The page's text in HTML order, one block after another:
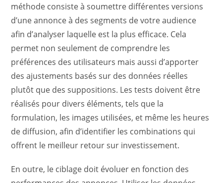
méthode consiste à soumettre différentes versions
d’une annonce à des segments de votre audience
afin d’analyser laquelle est la plus efficace. Cela
permet non seulement de comprendre les
préférences des utilisateurs mais aussi d’apporter
des ajustements basés sur des données réelles
plutôt que des suppositions. Les tests doivent être
réalisés pour divers éléments, tels que la
formulation, les images utilisées, et même les heures
de diffusion, afin d’identifier les combinations qui
offrent le meilleur retour sur investissement.
En outre, le ciblage doit évoluer en fonction des